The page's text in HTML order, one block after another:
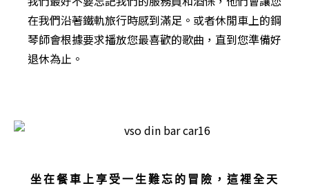
在我們沿著鐵軌旅行時感到滿足。或者休閒車上的鋼
琴師會根據要求播放您最喜歡的歌曲，直到您準備好
退休為止。
坐在餐車上享受一生難忘的冒險，這裡全天